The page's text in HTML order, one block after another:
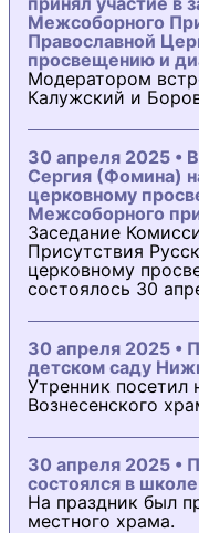
Межсоборного
Православной
просвещению и
Модератором
Калужский и
30 апреля 2025 •
Сергия (Фомина)
церковному
Межсоборного
Заседание
Присутствия
церковному
состоялось 30
30 апреля 2025 •
детском саду
Утренник посетил
Вознесенского
30 апреля 2025 •
состоялся в
На праздник был
местного храма.